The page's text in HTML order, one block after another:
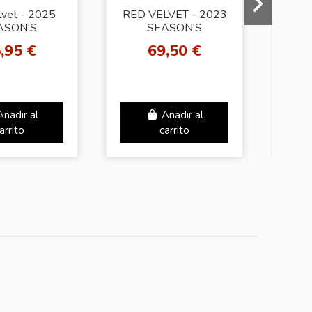
- 2025
€
al
RED VELVET - 2023
SEASON'S
69,50 €
Añadir al
carrito